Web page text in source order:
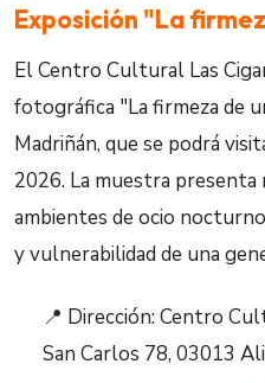
Exposición "La
El Centro Cultural Las
fotográfica "La firmeza de
Madriñán, que se podrá
2026. La muestra
ambientes de ocio
y vulnerabilidad de una
📍 Dirección: Centro
San Carlos 78, 03013